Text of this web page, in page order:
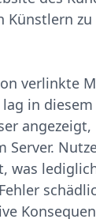
Künstlern zu
verlinkte
in
was